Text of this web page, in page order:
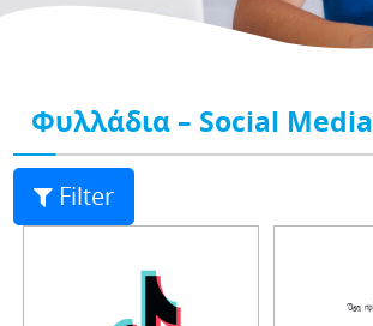
Φυλλάδια – Social Media
Filter